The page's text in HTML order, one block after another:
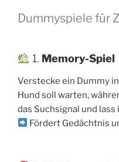
Dummyspiele für
1. Memory-Spiel
Verstecke ein Dummy
Hund soll warten,
das Suchsignal und lass
Fördert Gedächtnis